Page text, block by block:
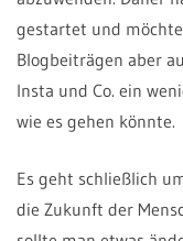
gestartet und
Blogbeiträgen aber
Insta und Co. ein
wie es gehen könnte.
Es geht schließlich
die Zukunft der